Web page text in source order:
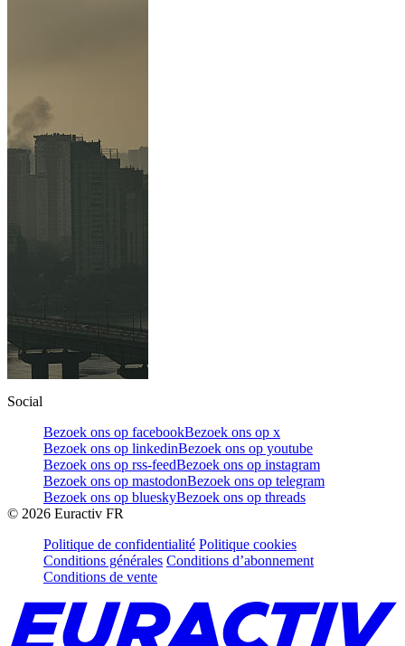
Social
Bezoek ons op facebookBezoek ons op x
Bezoek ons op linkedinBezoek ons op youtube
Bezoek ons op rss-feedBezoek ons op instagram
Bezoek ons op mastodonBezoek ons op telegram
Bezoek ons op blueskyBezoek ons op threads
© 2026 Euractiv FR
Politique de confidentialité Politique cookies
Conditions générales Conditions d’abonnement
Conditions de vente